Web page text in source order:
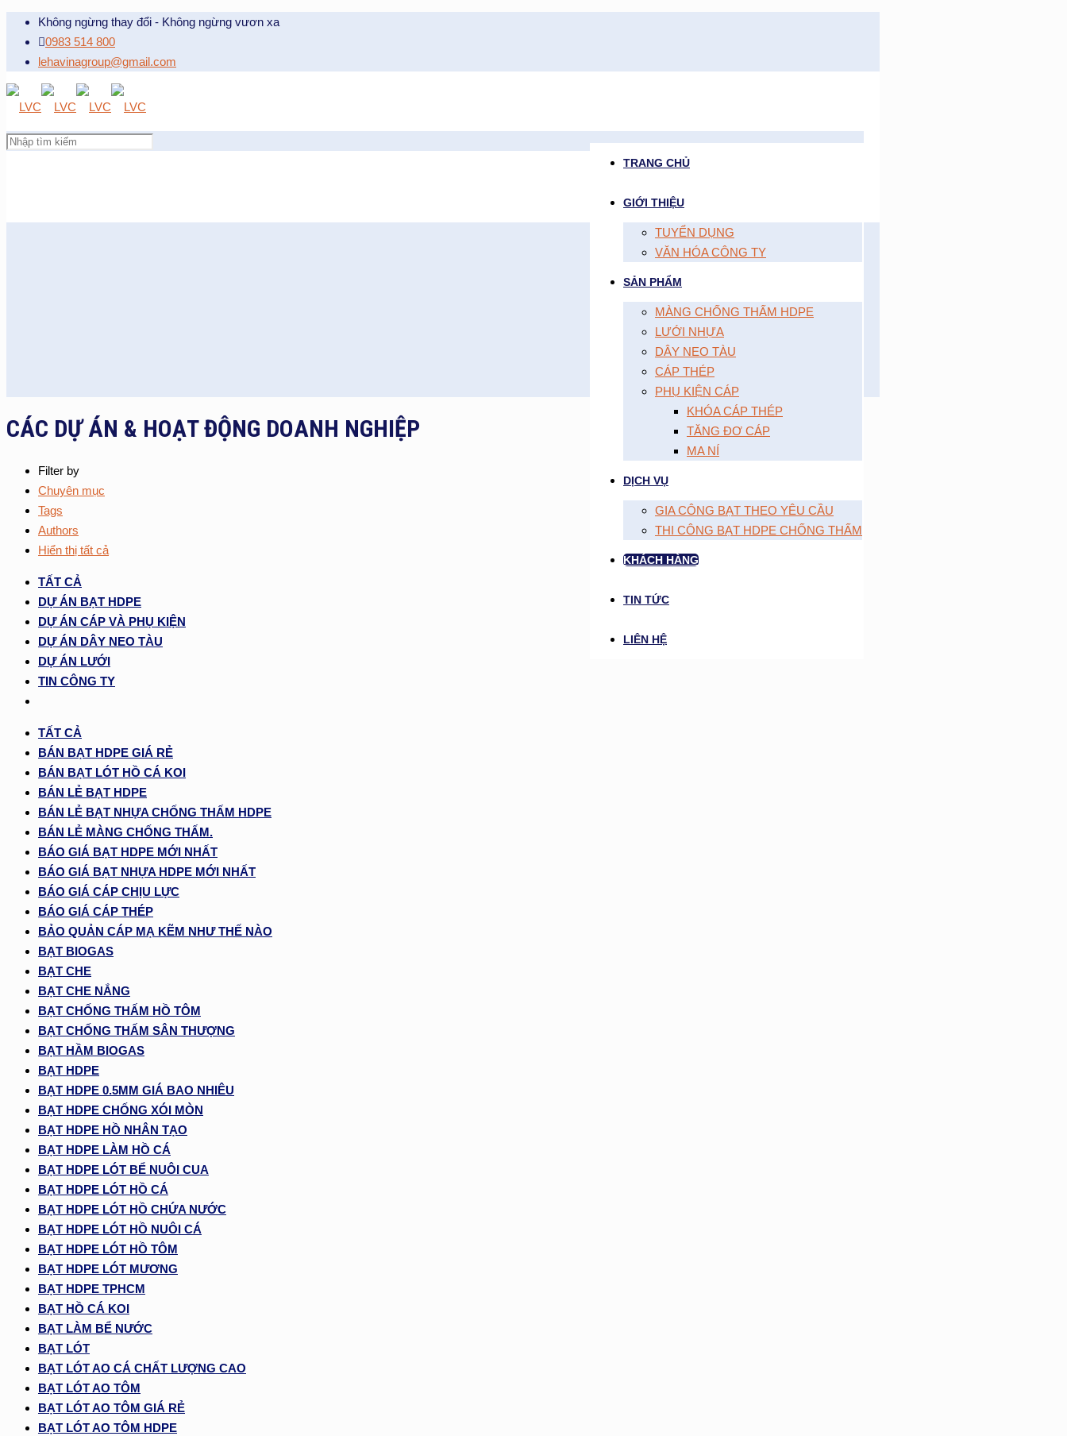
Không ngừng thay đổi - Không ngừng vươn xa
0983 514 800
lehavinagroup@gmail.com
TRANG CHỦ
GIỚI THIỆU
TUYỂN DỤNG
VĂN HÓA CÔNG TY
SẢN PHẨM
MÀNG CHỐNG THẤM HDPE
LƯỚI NHỰA
DÂY NEO TÀU
CÁP THÉP
PHỤ KIỆN CÁP
KHÓA CÁP THÉP
TĂNG ĐƠ CÁP
MA NÍ
DỊCH VỤ
GIA CÔNG BẠT THEO YÊU CẦU
THI CÔNG BẠT HDPE CHỐNG THẤM
KHÁCH HÀNG
TIN TỨC
LIÊN HỆ
CÁC DỰ ÁN & HOẠT ĐỘNG DOANH NGHIỆP
Filter by
Chuyên mục
Tags
Authors
Hiển thị tất cả
TẤT CẢ
DỰ ÁN BẠT HDPE
DỰ ÁN CÁP VÀ PHỤ KIỆN
DỰ ÁN DÂY NEO TÀU
DỰ ÁN LƯỚI
TIN CÔNG TY
TẤT CẢ
BÁN BẠT HDPE GIÁ RẺ
BÁN BẠT LÓT HỒ CÁ KOI
BÁN LẺ BẠT HDPE
BÁN LẺ BẠT NHỰA CHỐNG THẤM HDPE
BÁN LẺ MÀNG CHỐNG THẤM.
BÁO GIÁ BẠT HDPE MỚI NHẤT
BÁO GIÁ BẠT NHỰA HDPE MỚI NHẤT
BÁO GIÁ CÁP CHỊU LỰC
BÁO GIÁ CÁP THÉP
BẢO QUẢN CÁP MẠ KẼM NHƯ THẾ NÀO
BẠT BIOGAS
BẠT CHE
BẠT CHE NẮNG
BẠT CHỐNG THẤM HỒ TÔM
BẠT CHỐNG THẤM SÂN THƯỢNG
BẠT HẦM BIOGAS
BẠT HDPE
BẠT HDPE 0.5MM GIÁ BAO NHIÊU
BẠT HDPE CHỐNG XÓI MÒN
BẠT HDPE HỒ NHÂN TẠO
BẠT HDPE LÀM HỒ CÁ
BẠT HDPE LÓT BỂ NUÔI CUA
BẠT HDPE LÓT HỒ CÁ
BẠT HDPE LÓT HỒ CHỨA NƯỚC
BẠT HDPE LÓT HỒ NUÔI CÁ
BẠT HDPE LÓT HỒ TÔM
BẠT HDPE LÓT MƯƠNG
BẠT HDPE TPHCM
BẠT HỒ CÁ KOI
BẠT LÀM BỂ NƯỚC
BẠT LÓT
BẠT LÓT AO CÁ CHẤT LƯỢNG CAO
BẠT LÓT AO TÔM
BẠT LÓT AO TÔM GIÁ RẺ
BẠT LÓT AO TÔM HDPE